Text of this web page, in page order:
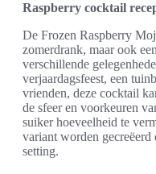
Raspberry cocktail
De Frozen Raspberry
zomerdrank, maar ook
verschillende
verjaardagsfeest, een
vrienden, deze cocktail
de sfeer en voorkeuren
suiker hoeveelheid te
variant worden
setting.